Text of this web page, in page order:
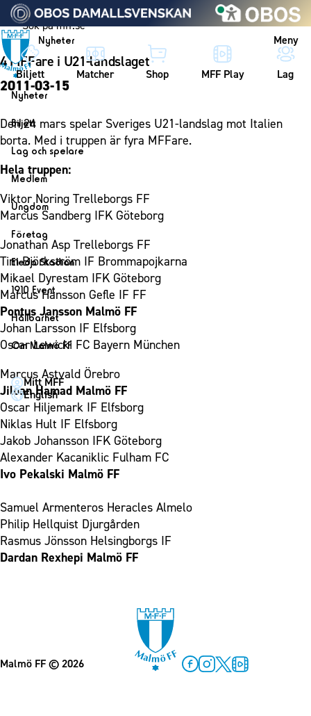
Vidare till innehållet
Nyheter Meny
Biljett Matcher Shop MFF Play Lag
Nyheter
Nyheter
Kalender
Biljett
Biljett
Årskort herr
Mitt MFF
Biljetter till bortamatcher
Biljettvillkor
Lag och spelare
Lag
Herrlaget
Spelare
Ledarstab
Damlaget
Spelare
Ledarstab
Medlem
Medlemskap i Malmö FF
Årsmöte 2026
Ungdom
MFF Ungdom
Sommarfotboll
Skånecupen
Fotbollsskolan
Fotbollsnätverket
P19
P17
F17
Malmö Trophy
Företag
Bli företagspartner
Nätverket
Klubbstolar
Partner dam
Eleda Stadion
Eleda Stadion
Erics Bar & Restaurang
Matchdag på Eleda Stadion
MFF-museet & rundvandringar
1910 Event
1910 Event
Fest & Event
Möte
Mässa
Sommarfest
Julshow
Inspiration
Hållbarhet
Hållbarhet
MFF i samhället
Laget för alla
Nattfotboll
Himmelsblå Tillsammans
Karriärakademin
Skolakademier
Fonder
Om Malmö FF
Om Malmö FF
Kontakt
Press och media
Historik – herrlaget
Historik – damlaget
Närstående organisationer
Policydokument
Personuppgiftspolicy
Mitt MFF
English
4 MFFare i U21-landslaget
2011-03-15
Den 24 mars spelar Sveriges U21-landslag mot Italien
borta. Med i truppen är fyra MFFare.
Hela truppen:
Viktor Noring Trelleborgs FF
Marcus Sandberg IFK Göteborg
Jonathan Asp Trelleborgs FF
Tim Björkström IF Brommapojkarna
Mikael Dyrestam IFK Göteborg
Marcus Hansson Gefle IF FF
Pontus Jansson Malmö FF
Johan Larsson IF Elfsborg
Oscar Lewicki FC Bayern München
Marcus Astvald Örebro
Jiloan Hamad Malmö FF
Oscar Hiljemark IF Elfsborg
Niklas Hult IF Elfsborg
Jakob Johansson IFK Göteborg
Alexander Kacaniklic Fulham FC
Ivo Pekalski Malmö FF
Samuel Armenteros Heracles Almelo
Philip Hellquist Djurgården
Rasmus Jönsson Helsingborgs IF
Dardan Rexhepi Malmö FF
Malmö FF© 2026